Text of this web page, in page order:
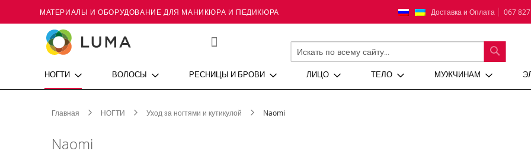
Skip
Content
МАТЕРИАЛЫ И ОБОРУДОВАНИЕ ДЛЯ МАНИКЮРА И ПЕДИКЮРА Язык Доставка и Оплата 067
ПОИСК
НОГТИ ВОЛОСЫ РЕСНИЦЫ И БРОВИ ЛИЦО ТЕЛО МУЖЧИНАМ
Главная НОГТИ Уход за ногтями и кутикулой Naomi
Naomi